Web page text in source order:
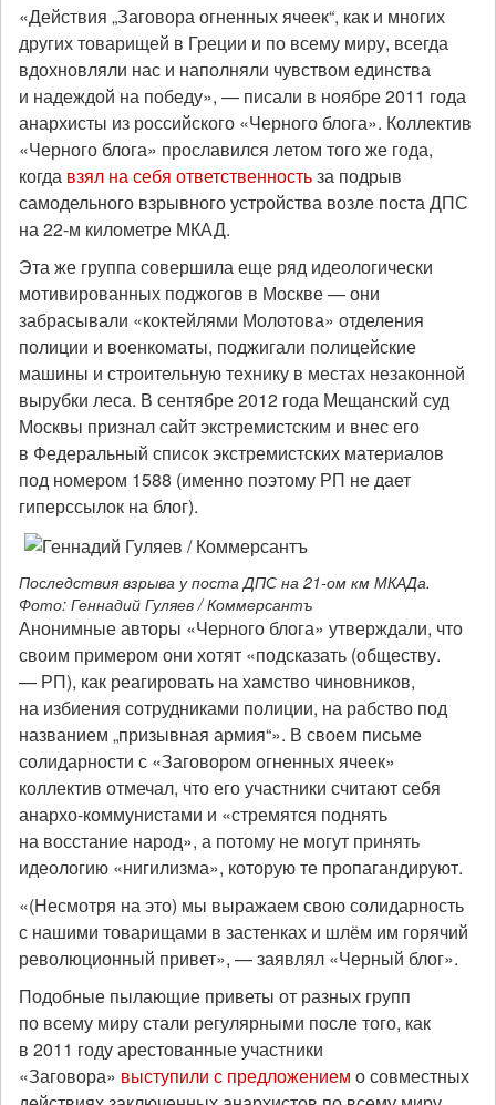
«Действия „Заговора огненных ячеек“, как и многих
других товарищей в Греции и по всему миру, всегда
вдохновляли нас и наполняли чувством единства
и надеждой на победу», — писали в ноябре 2011 года
анархисты из российского «Черного блога». Коллектив
«Черного блога» прославился летом того же года,
когда взял на себя ответственностьза подрыв
самодельного взрывного устройства возле поста ДПС
на 22-м километре МКАД.
Эта же группа совершила еще ряд идеологически
мотивированных поджогов в Москве — они
забрасывали «коктейлями Молотова» отделения
полиции и военкоматы, поджигали полицейские
машины и строительную технику в местах незаконной
вырубки леса. В сентябре 2012 года Мещанский суд
Москвы признал сайт экстремистским и внес его
в Федеральный список экстремистских материалов
под номером 1588 (именно поэтому РП не дает
гиперссылок на блог).
Последствия взрыва у поста ДПС на 21-ом км МКАДа.
Фото: Геннадий Гуляев / Коммерсантъ
Анонимные авторы «Черного блога» утверждали, что
своим примером они хотят «подсказать (обществу.
— РП), как реагировать на хамство чиновников,
на избиения сотрудниками полиции, на рабство под
названием „призывная армия“». В своем письме
солидарности с «Заговором огненных ячеек»
коллектив отмечал, что его участники считают себя
анархо-коммунистами и «стремятся поднять
на восстание народ», а потому не могут принять
идеологию «нигилизма», которую те пропагандируют.
«(Несмотря на это) мы выражаем свою солидарность
с нашими товарищами в застенках и шлём им горячий
революционный привет», — заявлял «Черный блог».
Подобные пылающие приветы от разных групп
по всему миру стали регулярными после того, как
в 2011 году арестованные участники
«Заговора» выступили с предложением о совместных